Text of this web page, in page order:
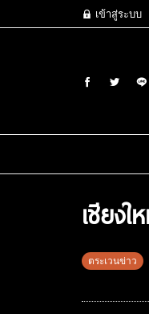
เข้าสู่ระบบ
เชียง
ตระเวนข่าว